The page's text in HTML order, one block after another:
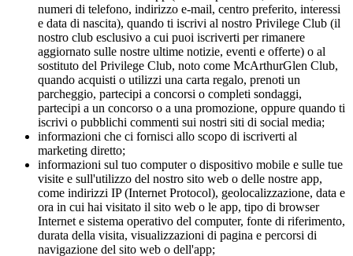
numeri di telefono, indirizzo e-mail, centro preferito, interessi
e data di nascita), quando ti iscrivi al nostro Privilege Club (il
nostro club esclusivo a cui puoi iscriverti per rimanere
aggiornato sulle nostre ultime notizie, eventi e offerte) o al
sostituto del Privilege Club, noto come McArthurGlen Club,
quando acquisti o utilizzi una carta regalo, prenoti un
parcheggio, partecipi a concorsi o completi sondaggi,
partecipi a un concorso o a una promozione, oppure quando ti
iscrivi o pubblichi commenti sui nostri siti di social media;
informazioni che ci fornisci allo scopo di iscriverti al
marketing diretto;
informazioni sul tuo computer o dispositivo mobile e sulle tue
visite e sull'utilizzo del nostro sito web o delle nostre app,
come indirizzi IP (Internet Protocol), geolocalizzazione, data e
ora in cui hai visitato il sito web o le app, tipo di browser
Internet e sistema operativo del computer, fonte di riferimento,
durata della visita, visualizzazioni di pagina e percorsi di
navigazione del sito web o dell'app;